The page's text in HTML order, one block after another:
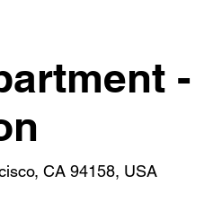
-
CA 94158, USA